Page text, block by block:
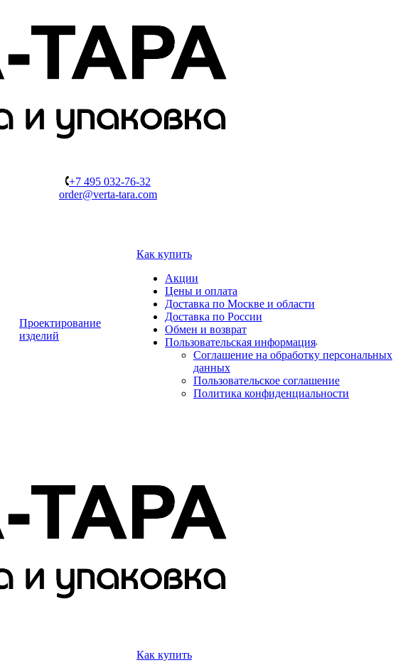
+7 495 032-76-32
order@verta-tara.com
Проектирование
изделий
Как купить
Акции
Цены и оплата
Доставка по Москве и области
Доставка по России
Обмен и возврат
Пользовательская информация
Соглашение на обработку персональных
данных
Пользовательское соглашение
Политика конфиденциальности
Как купить